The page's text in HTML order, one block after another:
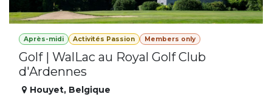
Après-midi Activités Passion Members only
Golf | WalLac au Royal Golf Club
d'Ardennes
Houyet, Belgique